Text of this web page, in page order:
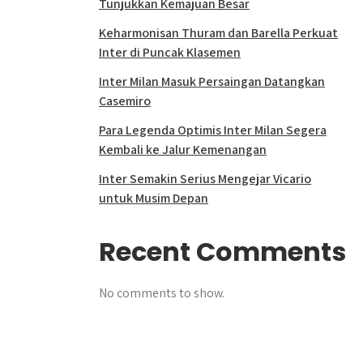
Tunjukkan Kemajuan Besar
Keharmonisan Thuram dan Barella Perkuat
Inter di Puncak Klasemen
Inter Milan Masuk Persaingan Datangkan
Casemiro
Para Legenda Optimis Inter Milan Segera
Kembali ke Jalur Kemenangan
Inter Semakin Serius Mengejar Vicario
untuk Musim Depan
Recent Comments
No comments to show.